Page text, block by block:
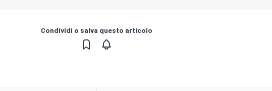
Condividi o salva questo articolo